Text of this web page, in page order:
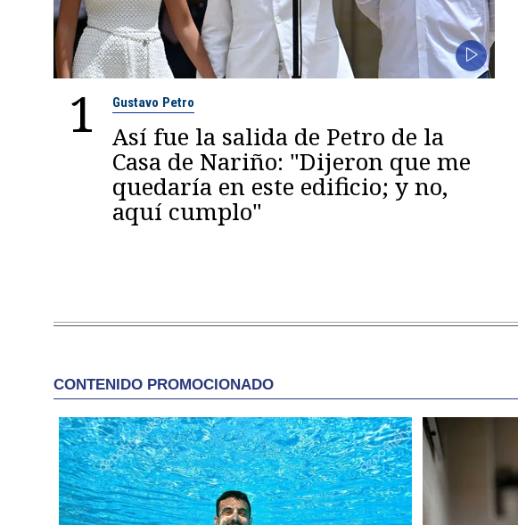
1 Gustavo Petro
Así fue la salida de Petro de la
Casa de Nariño: "Dijeron que me
quedaría en este edificio; y no,
aquí cumplo"